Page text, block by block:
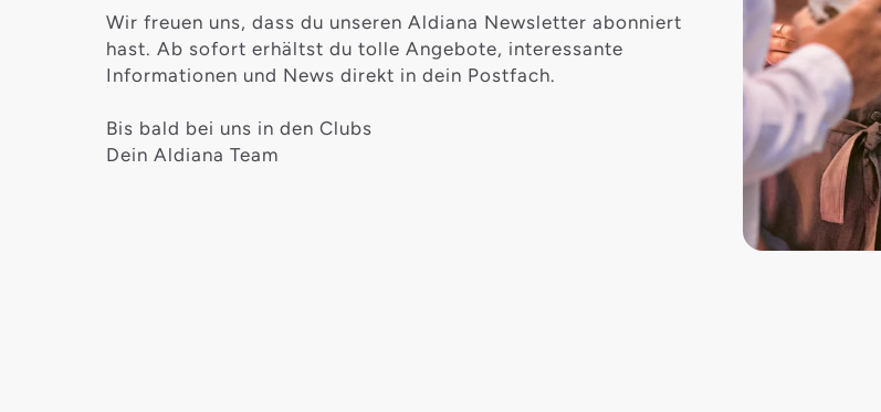
Wir freuen uns, dass du unseren Aldiana Newsletter abonniert
hast. Ab sofort erhältst du tolle Angebote, interessante
Informationen und News direkt in dein Postfach.
Bis bald bei uns in den Clubs
Dein Aldiana Team